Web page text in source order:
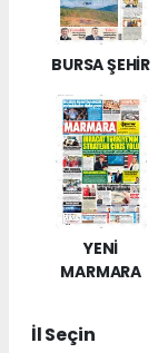
BURSA ŞEHİR
YENİ
MARMARA
İl Seçin